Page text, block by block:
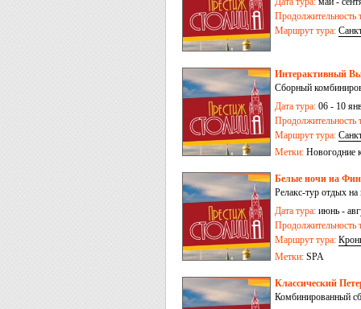
Продолжительность
Маршрут тура:
Интерактивный
Сборный
Дата тура: 06 - 10
Продолжительность
Маршрут тура:
Метки: Новогодние
Белые ночи на
Релакс-тур отдых
Дата тура: июнь -
Продолжительность
Маршрут тура:
Метки: SPA
Классический
Комбинированный